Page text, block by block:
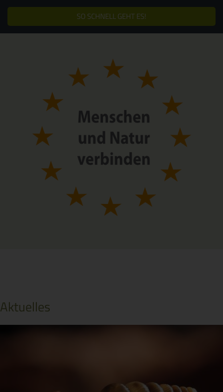
SO SCHNELL GEHT ES!
Aktuelles